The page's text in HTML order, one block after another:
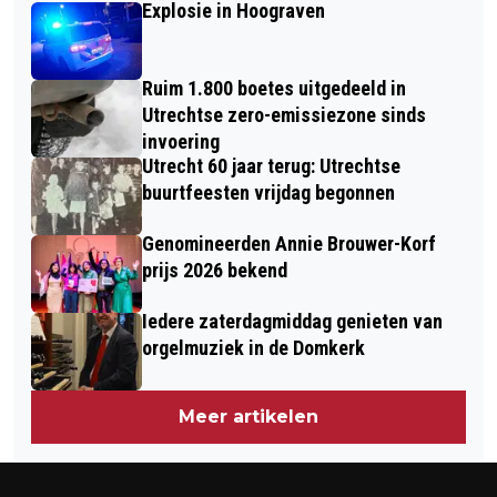
DATACENTRUM IN ALMERE
UTRECHTSE ERFGOEDPRIJS 2026
Explosie in Hoograven
Ruim 1.800 boetes uitgedeeld in
Utrechtse zero-emissiezone sinds
invoering
Utrecht 60 jaar terug: Utrechtse
buurtfeesten vrijdag begonnen
Genomineerden Annie Brouwer-Korf
prijs 2026 bekend
Iedere zaterdagmiddag genieten van
orgelmuziek in de Domkerk
Meer artikelen